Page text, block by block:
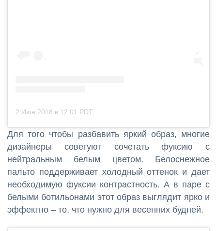
2 Июн 2018 в 12:01 PDT
Для того чтобы разбавить яркий образ, многие
дизайнеры советуют сочетать фуксию с
нейтральным белым цветом. Белоснежное
пальто поддерживает холодный оттенок и дает
необходимую фуксии контрастность. А в паре с
белыми ботильонами этот образ выглядит ярко и
эффектно – то, что нужно для весенних будней.